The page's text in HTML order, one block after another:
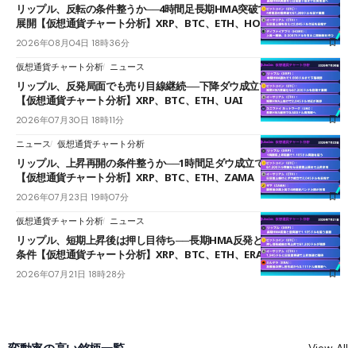
リップル、反転の条件整うか──4時間足長期HMA突破で雲下端を目指す
展開【仮想通貨チャート分析】XRP、BTC、ETH、HOME
2026年08月04日 18時36分
仮想通貨チャート分析 ニュース
リップル、反発局面でも売り目線継続──下降ダウ成立で下値追う展開
【仮想通貨チャート分析】XRP、BTC、ETH、UAI
2026年07月30日 18時11分
ニュース 仮想通貨チャート分析
リップル、上昇再開の条件整うか──1時間足ダウ成立で1.185ドルを狙う
【仮想通貨チャート分析】XRP、BTC、ETH、ZAMA
2026年07月23日 19時07分
仮想通貨チャート分析 ニュース
リップル、短期上昇後は押し目待ち──長期HMA反発と雲上抜けが買い
条件【仮想通貨チャート分析】XRP、BTC、ETH、ERA
2026年07月21日 18時28分